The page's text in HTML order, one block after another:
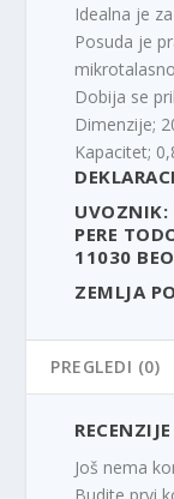
Idealna je
Posuda je
Dobija se
Dimenzije;
Kapacitet;
UVOZNIK:
PERE
11030
ZEMLJA
PREGLEDI (0)
RECENZIJE
Još nema